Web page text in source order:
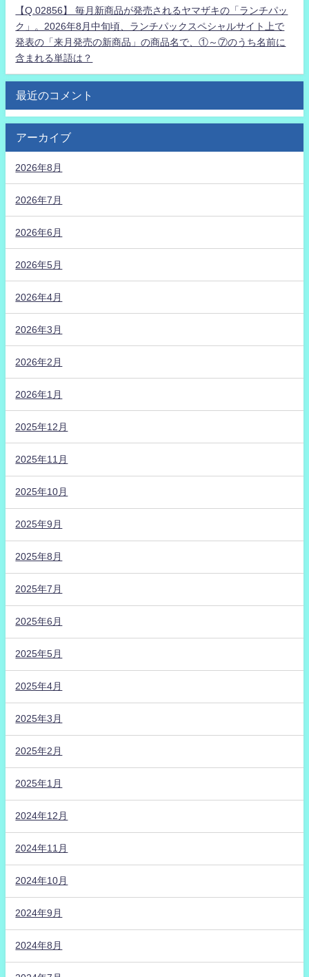
【Q.02856】 毎月新商品が発売されるヤマザキの「ランチパッ
ク」。2026年8月中旬頃、ランチパックスペシャルサイト上で
発表の「来月発売の新商品」の商品名で、①～⑦のうち名前に
含まれる単語は？
最近のコメント
アーカイブ
2026年8月
2026年7月
2026年6月
2026年5月
2026年4月
2026年3月
2026年2月
2026年1月
2025年12月
2025年11月
2025年10月
2025年9月
2025年8月
2025年7月
2025年6月
2025年5月
2025年4月
2025年3月
2025年2月
2025年1月
2024年12月
2024年11月
2024年10月
2024年9月
2024年8月